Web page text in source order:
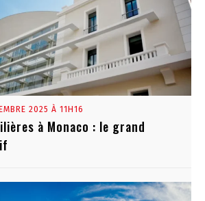
2025 À 11H16
à Monaco : le grand